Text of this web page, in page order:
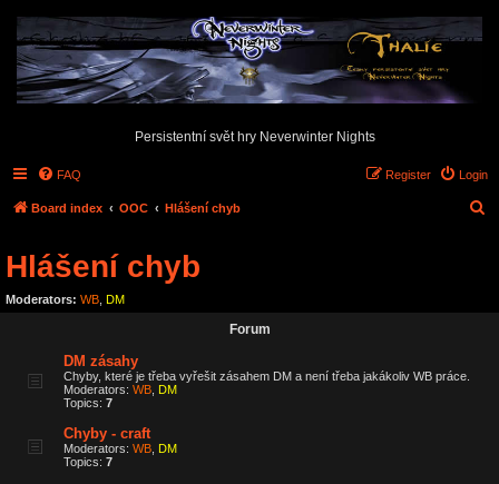
Persistentní svět hry Neverwinter Nights
FAQ Login
Register
Board index OOC Hlášení chyb
c
Hlášení chyb
Moderators: WB DM
Forum
DM zásahy
Chyby, které je třeba vyřešit zásahem DM a není třeba jakákoliv WB práce.
Moderators: WB DM
Topics: 7
Chyby - craft
Moderators: WB DM
Topics: 7